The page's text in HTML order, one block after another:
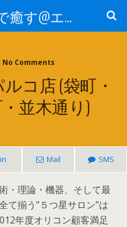
エステサロンで癒す@エステ～全国エステ情報
No Comments
コ店 (袋町・
並木通り)
Mail SMS
・理論・機器、そして最
て揃う”５つ星サロン”は
年度オリコン顧客満足